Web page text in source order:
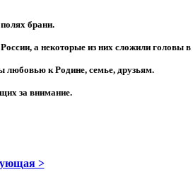
брани.
а некоторые из них сложили головы в
любовью к Родине, семье, друзьям.
за внимание.
>